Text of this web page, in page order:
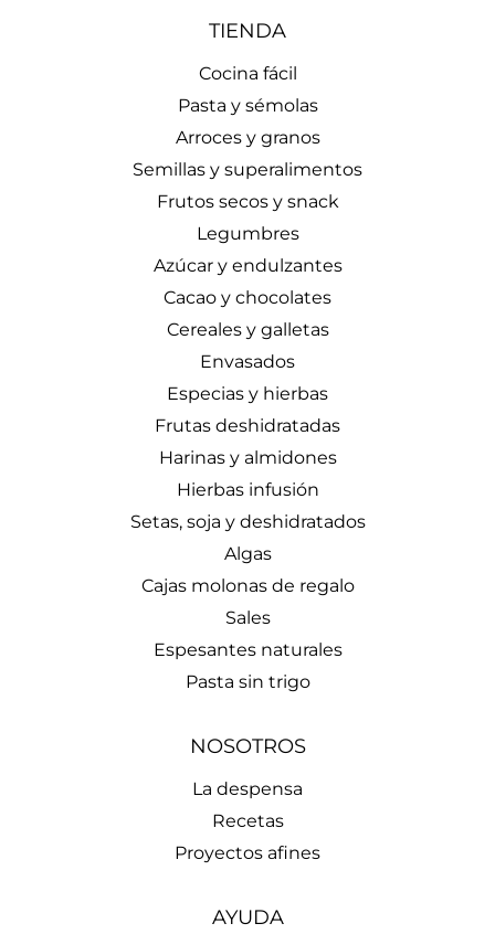
TIENDA
Cocina fácil
Pasta y sémolas
Arroces y granos
Semillas y superalimentos
Frutos secos y snack
Legumbres
Azúcar y endulzantes
Cacao y chocolates
Cereales y galletas
Envasados
Especias y hierbas
Frutas deshidratadas
Harinas y almidones
Hierbas infusión
Setas, soja y deshidratados
Algas
Cajas molonas de regalo
Sales
Espesantes naturales
Pasta sin trigo
NOSOTROS
La despensa
Recetas
Proyectos afines
AYUDA